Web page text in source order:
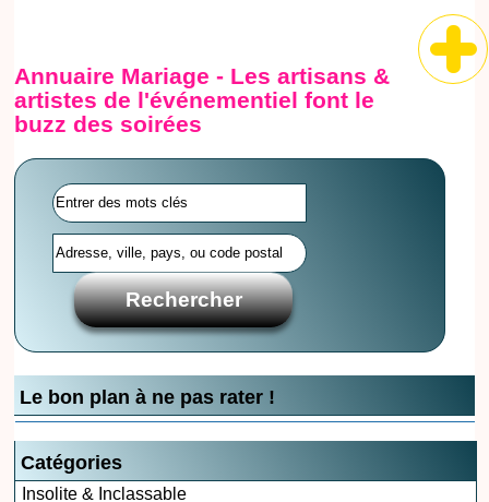
Annuaire Mariage - Les artisans &
artistes de l'événementiel font le
buzz des soirées
Le bon plan à ne pas rater !
Catégories
Insolite & Inclassable